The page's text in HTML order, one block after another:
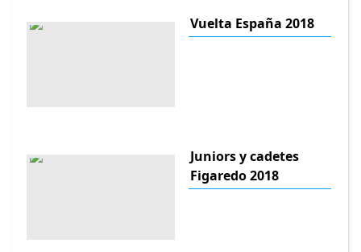
Vuelta España 2018
Juniors y cadetes
Figaredo 2018